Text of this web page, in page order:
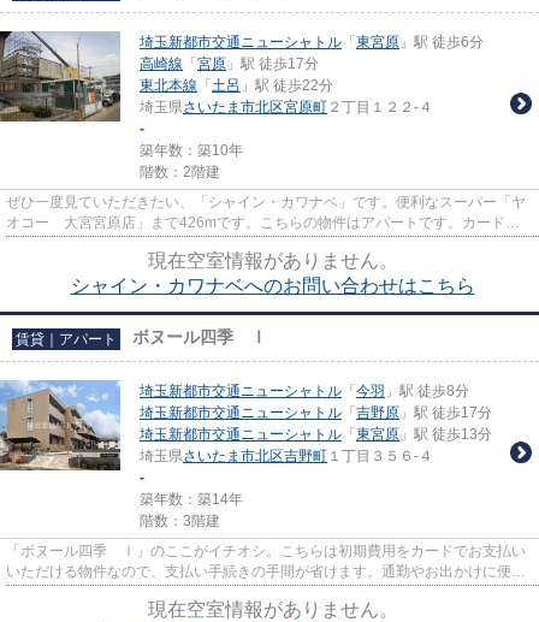
埼玉新都市交通ニューシャトル 「 東宮原 」駅 徒歩6分
高崎線 「 宮原 」駅 徒歩17分
東北本線 「 土呂 」駅 徒歩22分
埼玉県さいたま市北区宮原町 ２丁目１２２-４
-
築年数：築10年
階数：2階建
ぜひ一度見ていただきたい、「シャイン・カワナベ」です。便利なスーパー「ヤ
オコー 大宮宮原店」まで426mです。こちらの物件はアパートです。カード決
現在空室情報がありません。
シャイン・カワナベへのお問い合わせはこちら
賃貸｜アパート ボヌール四季 Ⅰ
埼玉新都市交通ニューシャトル 「 今羽 」駅 徒歩8分
埼玉新都市交通ニューシャトル 「 吉野原 」駅 徒歩17分
埼玉新都市交通ニューシャトル 「 東宮原 」駅 徒歩13分
埼玉県さいたま市北区吉野町 １丁目３５６-４
-
築年数：築14年
階数：3階建
「ボヌール四季 Ⅰ」のここがイチオシ。こちらは初期費用をカードでお支払い
いただける物件なので、支払い手続きの手間が省けます。通勤やお出かけに便利
現在空室情報がありません。